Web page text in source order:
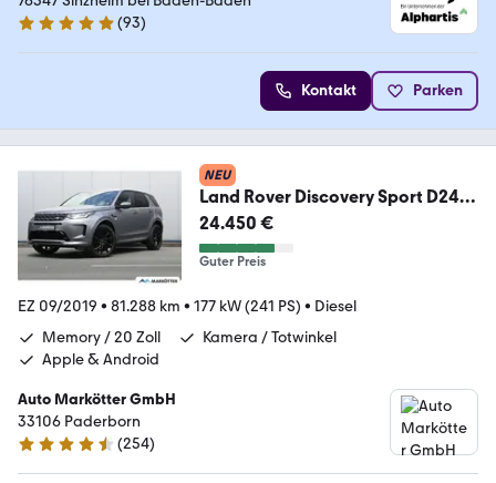
4.8 Sterne
(93)
Kontakt Parken
NEU
Land Rover Discovery Sport D240
R-Dynamic S ACC/AHK/Keyless
24.450 €
Guter Preis
EZ 09/2019 • 81.288 km • 177 kW (241 PS) • Diesel
Memory / 20 Zoll
Kamera / Totwinkel
Apple & Android
Auto Markötter GmbH
33106 Paderborn
4.7 Sterne
(254)